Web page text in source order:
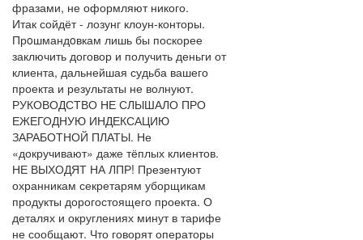
фразами, не оформляют никого.
Итак сойдёт - лозунг клоун-конторы.
Прoшмандoвкам лишь бы поскорее
заключить договор и получить деньги от
клиента, дальнейшая судьба вашего
проекта и результаты не волнуют.
РУКОВОДСТВО НЕ СЛЫШАЛО ПРО
ЕЖЕГОДНУЮ ИНДЕКСАЦИЮ
ЗАРАБОТНОЙ ПЛАТЫ. Не
«докручивают» даже тёплых клиентов.
НЕ ВЫХОДЯТ НА ЛПР! Презентуют
охранникам секретарям уборщикам
продукты дорогостоящего проекта. О
деталях и округлениях минут в тарифе
не сообщают. Что говорят операторы